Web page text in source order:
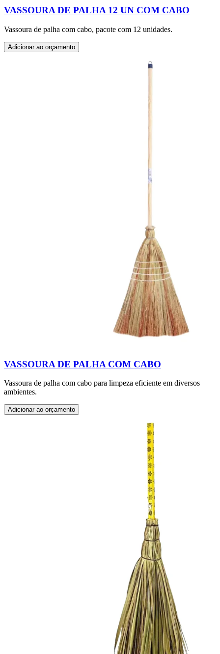
VASSOURA DE PALHA 12 UN COM CABO
Vassoura de palha com cabo, pacote com 12 unidades.
Adicionar ao orçamento
VASSOURA DE PALHA COM CABO
Vassoura de palha com cabo para limpeza eficiente em diversos
ambientes.
Adicionar ao orçamento